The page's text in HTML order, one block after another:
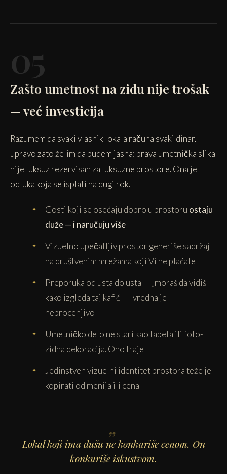
05
Zašto umetnost na zidu nije trošak
— već investicija
Razumem da svaki vlasnik lokala računa svaki dinar. I
upravo zato želim da budem jasna: prava umetnička slika
nije luksuz rezervisan za luksuzne prostore. Ona je
odluka koja se isplati na dugi rok.
Gosti koji se osećaju dobro u prostoru ostaju
duže — i naručuju više
Vizuelno upečatljiv prostor generiše sadržaj
na društvenim mrežama koji Vi ne plaćate
Preporuka od usta do usta — „moraš da vidiš
kako izgleda taj kafić" — vredna je
neprocenjivo
Umetničko delo ne stari kao tapeta ili foto-
zidna dekoracija. Ono traje
Jedinstven vizuelni identitet prostora teže je
kopirati od menija ili cena
Lokal koji ima dušu ne konkuriše cenom. On
konkuriše iskustvom.